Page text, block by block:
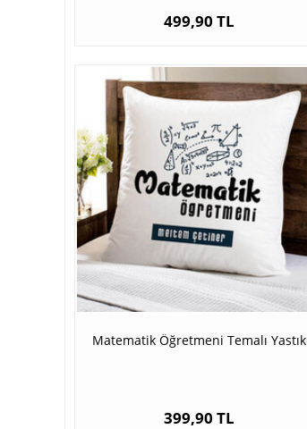
499,90 TL
Matematik Öğretmeni Temalı Yastık
399,90 TL